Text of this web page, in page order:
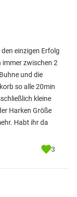
einzigen Erfolg
immer zwischen 2
und die
so alle 20min
kleine
Harken Größe
Habt ihr da
3